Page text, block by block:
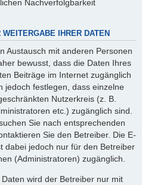
Nachverfolgbarkeit
IHRER DATEN
Austausch mit anderen Personen
bewusst, dass die Daten Ihres
Beiträge im Internet zugänglich
jedoch festlegen, dass einzelne
Nutzerkreis (z. B.
etc.) zugänglich sind.
Sie nach entsprechenden
Sie den Betreiber. Die E-
dabei jedoch nur für den Betreiber
(Administratoren) zugänglich.
wird der Betreiber nur mit